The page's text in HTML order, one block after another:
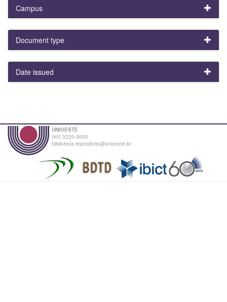
Campus
Document type
Date issued
UNIOESTE
(45) 3220-3000
biblioteca.repositorio@unioeste.br